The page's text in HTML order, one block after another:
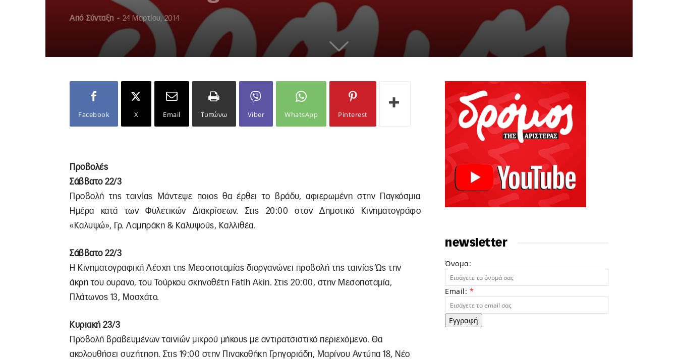
Από Σύνταξη - 24 Μαρτίου, 2014
Facebook X Email Τυπώνω Viber WhatsApp Pinterest
Προβολές
Σάββατο 22/3
Προβολή της ταινίας Μάντεψε ποιος θα έρθει το βράδυ, αφιερωμένη στην Παγκόσμια
Ημέρα κατά των Φυλετικών Διακρίσεων. Στις 20:00 στον Δημοτικό Κινηματογράφο
«Καλυψώ», Γρ. Λαμπράκη & Καλυψούς, Καλλιθέα.
Σάββατο 22/3
Η Κινηματογραφική Λέσχη της Μεσοποταμίας διοργανώνει προβολή της ταινίας Ώς την
άκρη του ουρανο, του Τούρκου σκηνοθέτη Fatih Akin. Στις 20:00, στην Μεσοποταμία,
Πλάτωνος 13, Μοσχάτο.
Κυριακή 23/3
Προβολή βραβευμένων ταινιών μικρού μήκους με αντιρατσιστικό περιεχόμενο. Θα
ακολουθήσει συζήτηση. Στις 19:00 στην Πινακοθήκη Γρηγοριάδη, Μαρίνου Αντύπα 18, Νέο
newsletter
Όνομα:
Email: *
Εγγραφή